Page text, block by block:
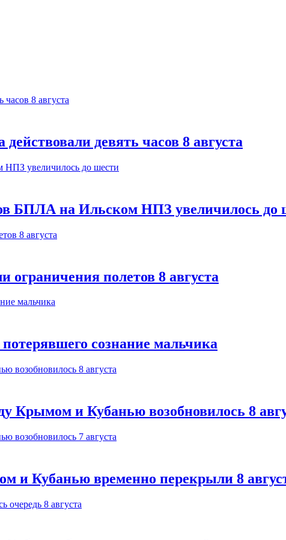
девять часов 8 августа
БПЛА на Ильском НПЗ увеличилось до
ограничения полетов 8 августа
сознание мальчика
Крымом и Кубанью возобновилось 8
и Кубанью временно перекрыли 8